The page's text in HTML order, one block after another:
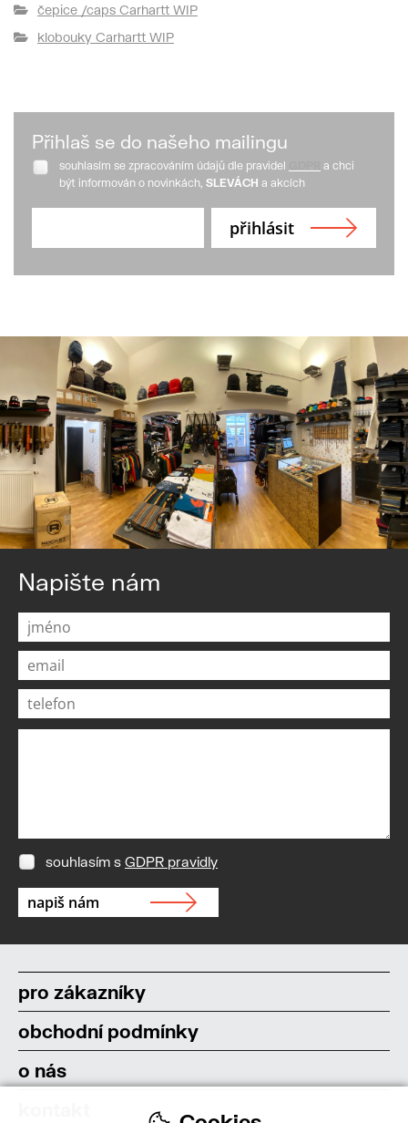
čepice /caps Carhartt WIP
klobouky Carhartt WIP
Přihlaš se do našeho mailingu
souhlasím se zpracováním údajů dle pravidel
a chci
být informován o novinkách, SLEVÁCH a akcích
Napište nám
souhlasím s GDPR pravidly
pro zákazníky
obchodní podmínky
o nás